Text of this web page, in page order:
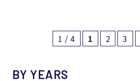
1 / 4 1 2 3
BY YEARS